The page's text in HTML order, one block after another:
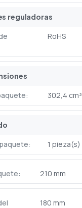
reguladoras
RoHS
302,4 cm³
1 pieza(s)
210 mm
180 mm